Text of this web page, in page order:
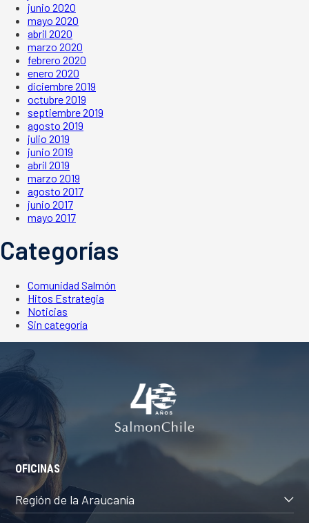
junio 2020
mayo 2020
abril 2020
marzo 2020
febrero 2020
enero 2020
diciembre 2019
octubre 2019
septiembre 2019
agosto 2019
julio 2019
junio 2019
abril 2019
marzo 2019
agosto 2017
junio 2017
mayo 2017
Categorías
Comunidad Salmón
Hitos Estrategia
Noticias
Sin categoría
OFICINAS
Región de la Araucanía